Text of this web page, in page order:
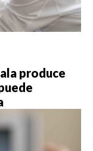
produce